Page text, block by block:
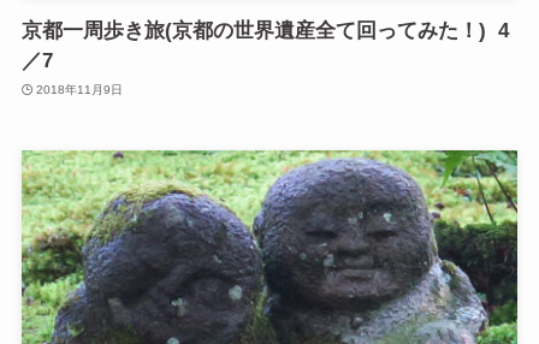
京都一周歩き旅(京都の世界遺産全て回ってみた！) 4
／7
2018年11月9日